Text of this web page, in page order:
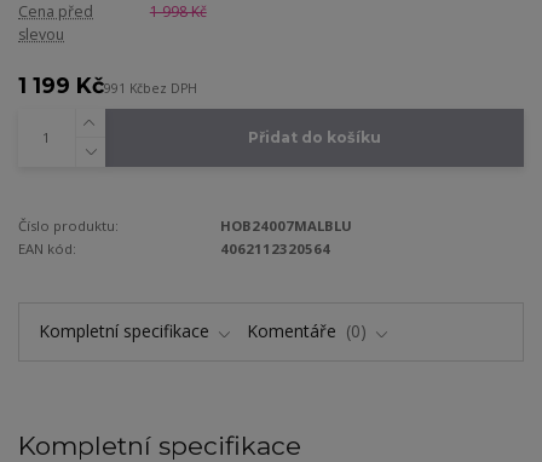
Cena před
slevou
1 998 Kč
1 199 Kč991 Kčbez DPH
Přidat do košíku
Číslo produktu:
HOB24007MALBLU
EAN kód:
4062112320564
Kompletní specifikace Komentáře 0
Kompletní specifikace